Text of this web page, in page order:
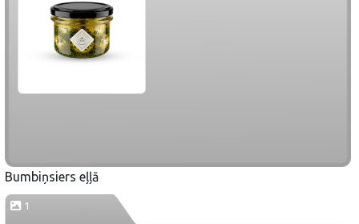
Bumbiņsiers eļļā
1